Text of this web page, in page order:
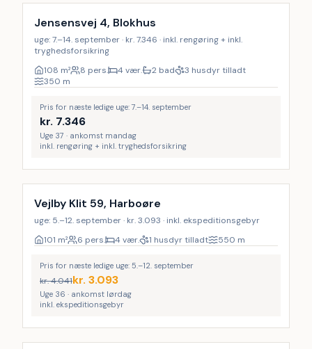
Jensensvej 4, Blokhus
uge: 7.–14. september · kr. 7.346 · inkl. rengøring + inkl.
tryghedsforsikring
108 m² 8 pers. 4 vær. 2 bad
3 husdyr tilladt
350 m
Pris for næste ledige uge: 7.–14. september
kr. 7.346
Uge 37 · ankomst mandag
inkl. rengøring + inkl. tryghedsforsikring
LAST MINUTE
Vejlby Klit 59, Harboøre
uge: 5.–12. september · kr. 3.093 · inkl. ekspeditionsgebyr
101 m² 6 pers. 4 vær. 1 husdyr tilladt 550 m
Pris for næste ledige uge: 5.–12. september
kr.4.041kr. 3.093
Uge 36 · ankomst lørdag
inkl. ekspeditionsgebyr